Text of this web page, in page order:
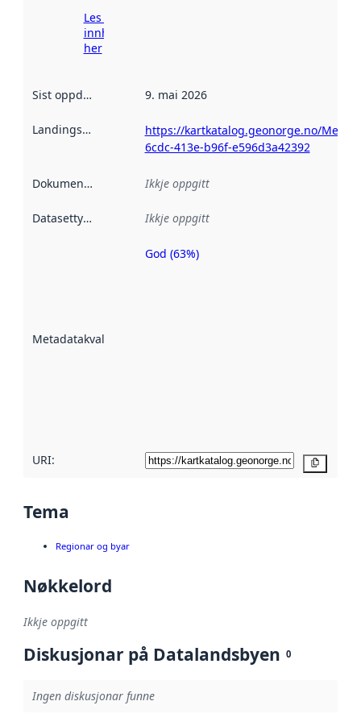
Les meir om
innhenting
her
Sist oppdatert 9. mai 2026
Landingsside
https://kartkatalog.geonorge.no/
6cdc-413e-b96f-e596d3a42392
Dokumentasjon Ikkje oppgitt
Datasettype Ikkje oppgitt
Metadatakvalitet
Metadatakvalitet
God (63%)
URI:
Tema
Regionar og byar
Nøkkelord
Ikkje oppgitt
Diskusjonar på Datalandsbyen 0
Ingen diskusjonar funne